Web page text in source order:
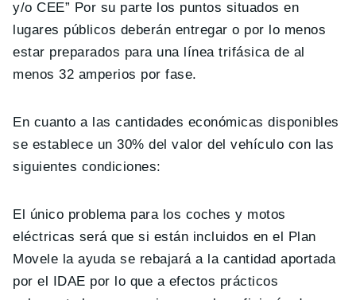
y/o CEE” Por su parte los puntos situados en
lugares públicos deberán entregar o por lo menos
estar preparados para una línea trifásica de al
menos 32 amperios por fase.
En cuanto a las cantidades económicas disponibles
se establece un 30% del valor del vehículo con las
siguientes condiciones:
El único problema para los coches y motos
eléctricas será que si están incluidos en el Plan
Movele la ayuda se rebajará a la cantidad aportada
por el IDAE por lo que a efectos prácticos